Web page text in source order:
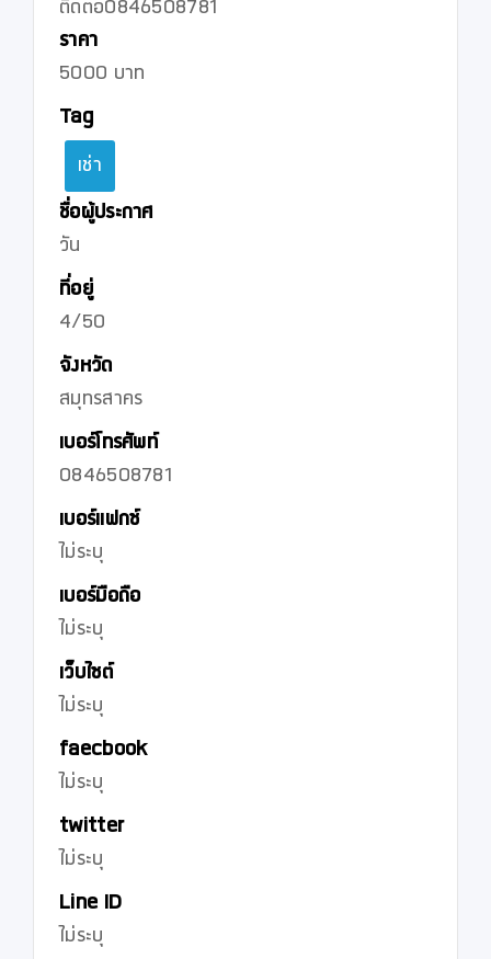
ติดต่อ0846508781
ราคา
5000 บาท
Tag
เช่า
ชื่อผู้ประกาศ
วัน
ที่อยู่
4/50
จังหวัด
สมุทรสาคร
เบอร์โทรศัพท์
0846508781
เบอร์แฟกซ์
ไม่ระบุ
เบอร์มือถือ
ไม่ระบุ
เว็บไซต์
ไม่ระบุ
faecbook
ไม่ระบุ
twitter
ไม่ระบุ
Line ID
ไม่ระบุ